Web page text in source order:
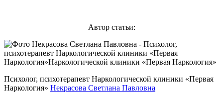
Автор статьи:
Психолог, психотерапевт Наркологической клиники «Первая
Наркология» Некрасова Светлана Павловна